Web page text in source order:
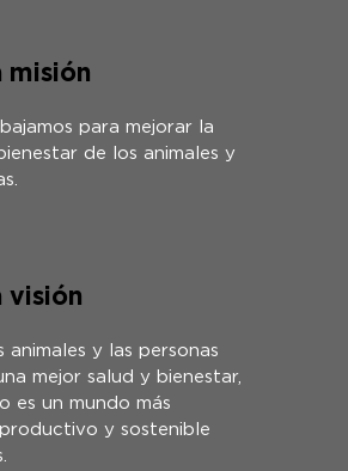
misión
para mejorar la
de los animales y
visión
animales y las personas
mejor salud y bienestar,
es un mundo más
y sostenible